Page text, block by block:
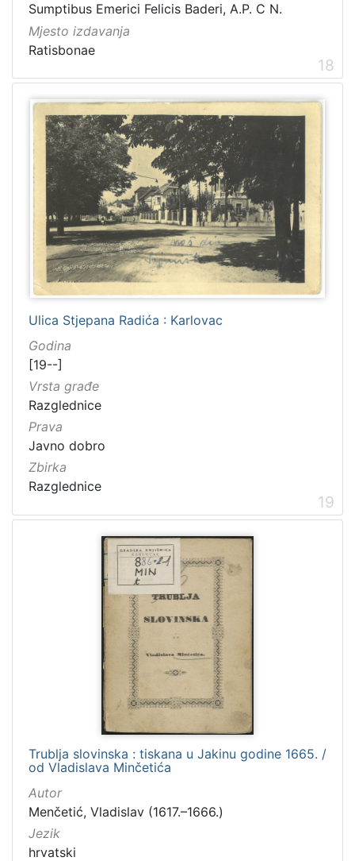
Sumptibus Emerici Felicis Baderi, A.P. C N.
Mjesto izdavanja
Ratisbonae
18
Ulica Stjepana Radića : Karlovac
Godina
[19--]
Vrsta građe
Razglednice
Prava
Javno dobro
Zbirka
Razglednice
19
Trublja slovinska : tiskana u Jakinu godine 1665. /
od Vladislava Minčetića
Autor
Menčetić, Vladislav (1617.–1666.)
Jezik
hrvatski